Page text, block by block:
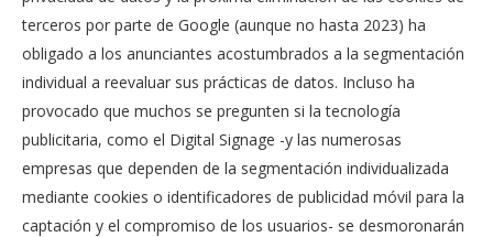
terceros por parte de Google (aunque no hasta 2023) ha
obligado a los anunciantes acostumbrados a la segmentación
individual a reevaluar sus prácticas de datos. Incluso ha
provocado que muchos se pregunten si la tecnología
publicitaria, como el Digital Signage -y las numerosas
empresas que dependen de la segmentación individualizada
mediante cookies o identificadores de publicidad móvil para la
captación y el compromiso de los usuarios- se desmoronarán